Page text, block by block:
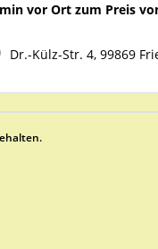
vor Ort zum Preis